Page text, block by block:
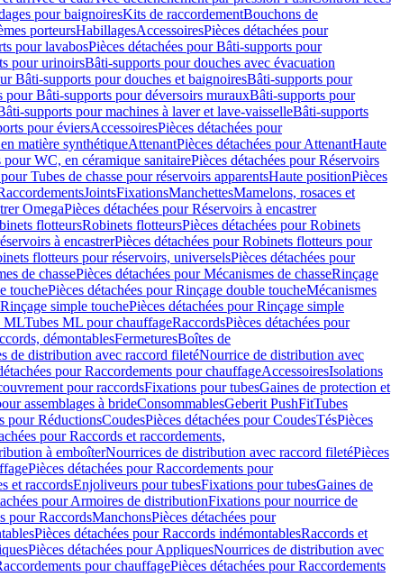
pour baignoiresKits de raccordementBouchons de
porteursHabillagesAccessoiresPièces détachées pour
pour lavabosPièces détachées pour Bâti-supports pour
pour urinoirsBâti-supports pour douches avec évacuation
Bâti-supports pour douches et baignoiresBâti-supports pour
pour Bâti-supports pour déversoirs murauxBâti-supports pour
supports pour machines à laver et lave-vaisselleBâti-supports
pour éviersAccessoiresPièces détachées pour
matière synthétiqueAttenantPièces détachées pour AttenantHaute
pour WC, en céramique sanitairePièces détachées pour Réservoirs
Tubes de chasse pour réservoirs apparentsHaute positionPièces
JointsFixationsManchettesMamelons, rosaces et
OmegaPièces détachées pour Réservoirs à encastrer
flotteursRobinets flotteursPièces détachées pour Robinets
à encastrerPièces détachées pour Robinets flotteurs pour
flotteurs pour réservoirs, universelsPièces détachées pour
de chassePièces détachées pour Mécanismes de chasseRinçage
touchePièces détachées pour Rinçage double toucheMécanismes
Rinçage simple touchePièces détachées pour Rinçage simple
MLTubes ML pour chauffageRaccordsPièces détachées pour
démontablesFermeturesBoîtes de
de distribution avec raccord filetéNourrice de distribution avec
pour Raccordements pour chauffageAccessoiresIsolations
pour raccordsFixations pour tubesGaines de protection et
assemblages à brideConsommablesGeberit PushFitTubes
pour RéductionsCoudesPièces détachées pour CoudesTésPièces
pour Raccords et raccordements,
à emboîterNourrices de distribution avec raccord filetéPièces
Pièces détachées pour Raccordements pour
et raccordsEnjoliveurs pour tubesFixations pour tubesGaines de
pour Armoires de distributionFixations pour nourrice de
pour RaccordsManchonsPièces détachées pour
Pièces détachées pour Raccords indémontablesRaccords et
Pièces détachées pour AppliquesNourrices de distribution avec
pour chauffagePièces détachées pour Raccordements